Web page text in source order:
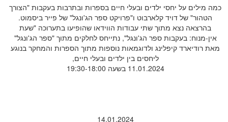
כמה מילים על יחסי ילדים ובעלי חיים בספרות ובתרבות בעקבות "הצורך
הטהור" של דויד קלארבוט ו"פרויקט ספר הג'ונגל" של פייר ביסמוט.
בהרצאה נצא מתוך שתי עבודות הווידאו שהופיעו בתערוכה "שעת
אין-מנוח: בעקבות ספר הג'ונגל", נתייחס לחלקים מתוך "ספר הג'ונגל"
מאת רודיארד קיפלינג ולדוגמאות נוספות מתוך הספרות והמחקר בנוגע
ליחסים בין ילדים ובעלי חיים,
11.01.2024 בשעה 19:30-18:00
14.01.2024